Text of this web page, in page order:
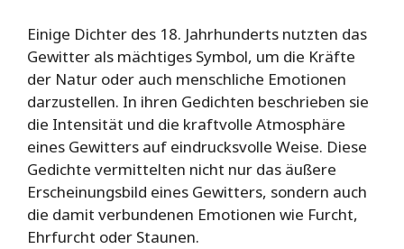
Einige Dichter des 18. Jahrhunderts nutzten das
Gewitter als mächtiges Symbol, um die Kräfte
der Natur oder auch menschliche Emotionen
darzustellen. In ihren Gedichten beschrieben sie
die Intensität und die kraftvolle Atmosphäre
eines Gewitters auf eindrucksvolle Weise. Diese
Gedichte vermittelten nicht nur das äußere
Erscheinungsbild eines Gewitters, sondern auch
die damit verbundenen Emotionen wie Furcht,
Ehrfurcht oder Staunen.